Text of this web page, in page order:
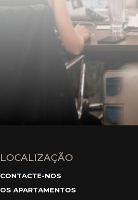
LOCALIZAÇÃO
CONTACTE-NOS
OS APARTAMENTOS